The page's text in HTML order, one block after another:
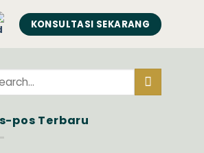
KONSULTASI SEKARANG
pos Terbaru